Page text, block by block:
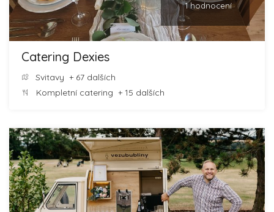
1 hodnocení
Catering Dexies
Svitavy + 67 dalších
Kompletní catering + 15 dalších